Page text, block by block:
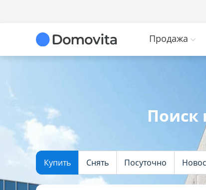
Продажа
Поиск
Купить Снять Посуточно